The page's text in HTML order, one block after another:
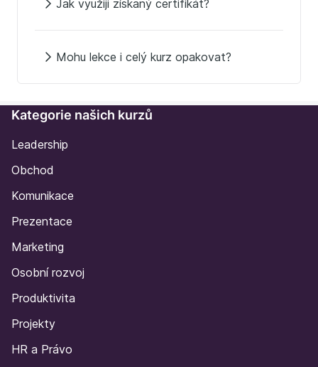
Jak využiji získaný certifikát?
Mohu lekce i celý kurz opakovat?
Kategorie našich kurzů
Leadership
Obchod
Komunikace
Prezentace
Marketing
Osobní rozvoj
Produktivita
Projekty
HR a Právo